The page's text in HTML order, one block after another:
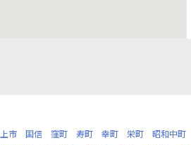
上市 国信 窪町 寿町 幸町 栄町 昭和中町